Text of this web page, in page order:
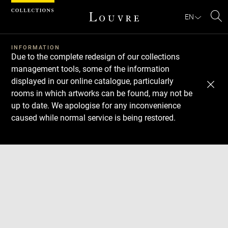
EN
INFORMATION
Due to the complete redesign of our collections
management tools, some of the information
displayed in our online catalogue, particularly
rooms in which artworks can be found, may not be
up to date. We apologise for any inconvenience
caused while normal service is being restored.
Download
Next
Previous
Cookies management panel